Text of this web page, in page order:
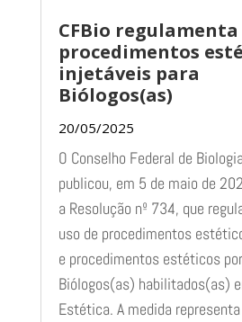
CFBio regulamenta
procedimentos
injetáveis para
Biólogos(as)
20/05/2025
O Conselho Federal de
publicou, em 5 de maio de
a Resolução nº 734, que
uso de procedimentos
e procedimentos estéticos por
Biólogos(as) habilitados(as)
Estética. A medida